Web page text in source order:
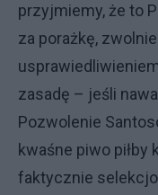
przyjmiemy, że to
za porażkę,
zasadę – jeśli
Pozwolenie
kwaśne piwo piłby
faktycznie